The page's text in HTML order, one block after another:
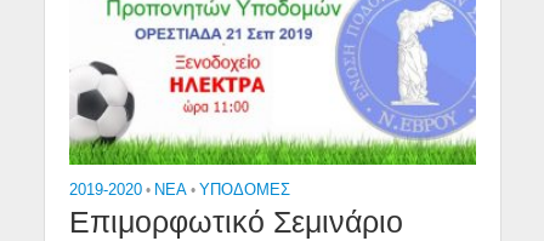
2019-2020 • NEA • ΥΠΟΔΟΜΈΣ
Επιμορφωτικό Σεμινάριο